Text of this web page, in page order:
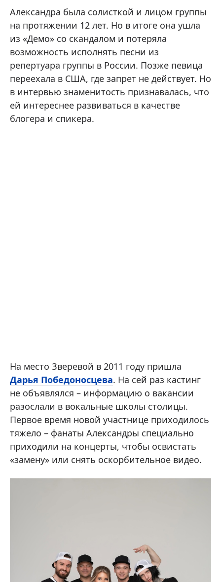
Александра была солисткой и лицом группы
на протяжении 12 лет. Но в итоге она ушла
из «Демо» со скандалом и потеряла
возможность исполнять песни из
репертуара группы в России. Позже певица
переехала в США, где запрет не действует. Но
в интервью знаменитость признавалась, что
ей интереснее развиваться в качестве
блогера и спикера.
На место Зверевой в 2011 году пришла
Дарья Победоносцева. На сей раз кастинг
не объявлялся – информацию о вакансии
разослали в вокальные школы столицы.
Первое время новой участнице приходилось
тяжело – фанаты Александры специально
приходили на концерты, чтобы освистать
«замену» или снять оскорбительное видео.